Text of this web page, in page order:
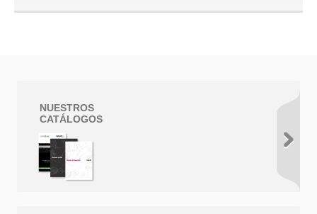
NUESTROS
CATÁLOGOS